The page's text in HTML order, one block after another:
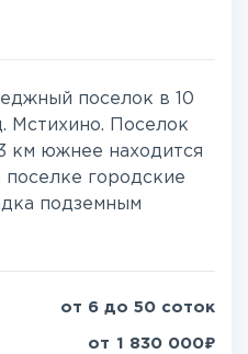
поселок в 10
Мстихино. Поселок
км южнее находится
городские
подземным
от 6 до 50 соток
от 1 830 000₽